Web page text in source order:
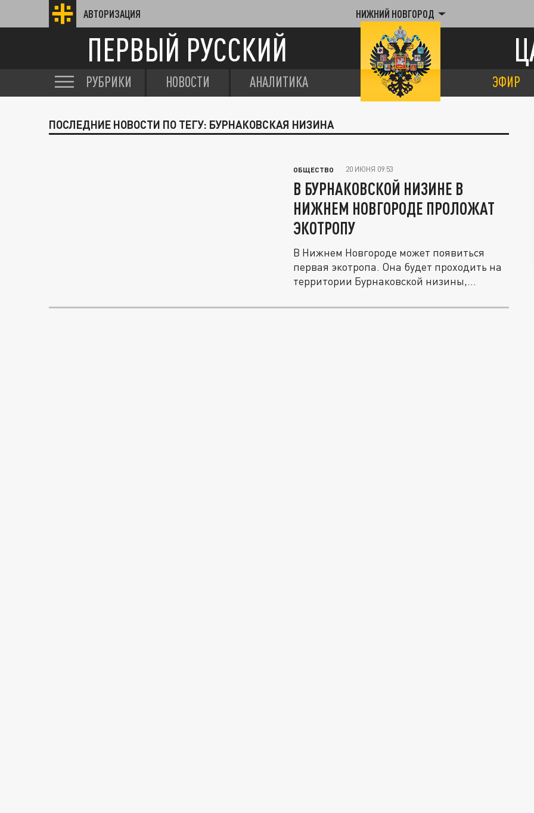
АВТОРИЗАЦИЯ НИЖНИЙ НОВГОРОД
ПЕРВЫЙ РУССКИЙ
РУБРИКИ НОВОСТИ АНАЛИТИКА ЭФИР
ПОСЛЕДНИЕ НОВОСТИ ПО ТЕГУ: БУРНАКОВСКАЯ НИЗИНА
ОБЩЕСТВО 20 ИЮНЯ 09:53
В БУРНАКОВСКОЙ НИЗИНЕ В
НИЖНЕМ НОВГОРОДЕ ПРОЛОЖАТ
ЭКОТРОПУ
В Нижнем Новгороде может появиться
первая экотропа. Она будет проходить на
территории Бурнаковской низины,...